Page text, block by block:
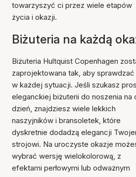
towarzyszyć ci przez wiele etapów
życia i okazji.
Biżuteria na każdą
Biżuteria Hultquist Copenhagen
zaprojektowana tak, aby sprawdzać
w każdej sytuacji. Jeśli szukasz
eleganckiej biżuterii do noszenia na
dzień, znajdziesz wiele lekkich
naszyjników i bransoletek, które
dyskretnie dodadzą elegancji
strojowi. Na uroczyste okazje
wybrać wersję wielokolorową, z
efektami perłowymi lub odważnym